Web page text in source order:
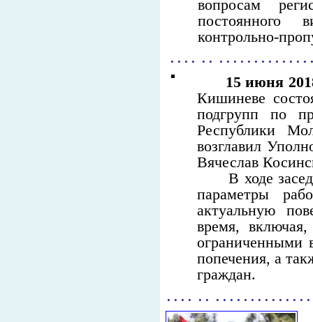
вопросам
постоянного
контрольно-
. . . . . . . . . . . . . . . . . . .
15 июня
Кишиневе
подгрупп по
Республики
возглавил
Вячеслав
В ходе
параметры
актуальную
время,
ограниченными
попечения, а
граждан.
. . . . . . . . . . . . . . . . . . . .